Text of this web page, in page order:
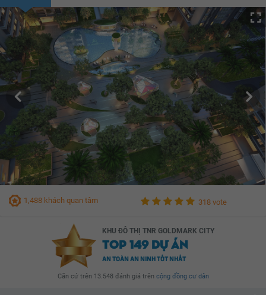
1,488 khách quan tâm 318 vote
KHU ĐÔ THỊ TNR GOLDMARK CITY
TOP 149 DỰ ÁN
AN TOÀN AN NINH TỐT NHẤT
Căn cứ trên 13.548 đánh giá trên cộng đồng cư dân